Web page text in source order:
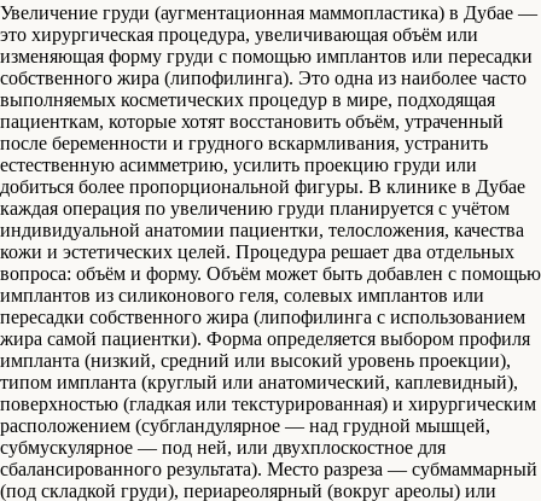
Увеличение груди (аугментационная маммопластика) в Дубае —
это хирургическая процедура, увеличивающая объём или
изменяющая форму груди с помощью имплантов или пересадки
собственного жира (липофилинга). Это одна из наиболее часто
выполняемых косметических процедур в мире, подходящая
пациенткам, которые хотят восстановить объём, утраченный
после беременности и грудного вскармливания, устранить
естественную асимметрию, усилить проекцию груди или
добиться более пропорциональной фигуры. В клинике в Дубае
каждая операция по увеличению груди планируется с учётом
индивидуальной анатомии пациентки, телосложения, качества
кожи и эстетических целей. Процедура решает два отдельных
вопроса: объём и форму. Объём может быть добавлен с помощью
имплантов из силиконового геля, солевых имплантов или
пересадки собственного жира (липофилинга с использованием
жира самой пациентки). Форма определяется выбором профиля
импланта (низкий, средний или высокий уровень проекции),
типом импланта (круглый или анатомический, каплевидный),
поверхностью (гладкая или текстурированная) и хирургическим
расположением (субгландулярное — над грудной мышцей,
субмускулярное — под ней, или двухплоскостное для
сбалансированного результата). Место разреза — субмаммарный
(под складкой груди), периареолярный (вокруг ареолы) или